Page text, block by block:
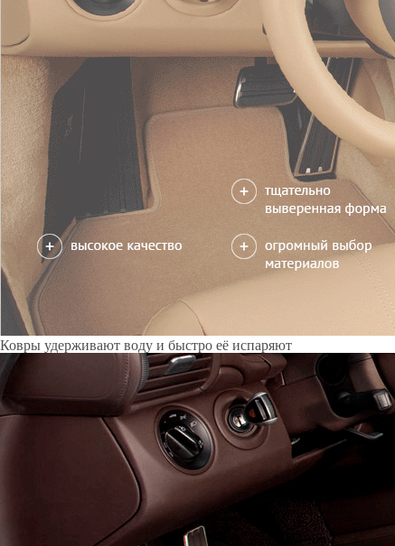
Только качественные российские материалы
Каталог ковриков для автомобилей
» Chevrolet
Tahoe IV
Автоковрики для Chevrolet Tahoe IV 2013-2021
Поколение:
4 поколение и рестайлинг Кузов: K2UC
EVA
Эконом